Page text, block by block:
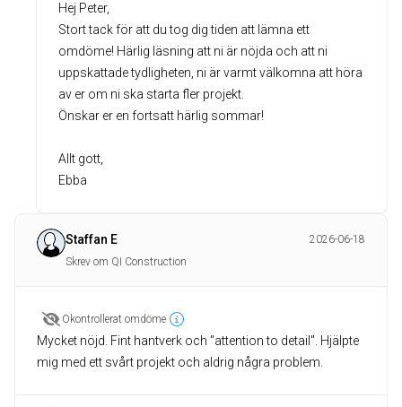
Hej Peter,
Stort tack för att du tog dig tiden att lämna ett
omdöme! Härlig läsning att ni är nöjda och att ni
uppskattade tydligheten, ni är varmt välkomna att höra
av er om ni ska starta fler projekt.
Önskar er en fortsatt härlig sommar!
Allt gott,
Ebba
Staffan E
2026-06-18
Skrev om QI Construction
Okontrollerat omdöme
Mycket nöjd. Fint hantverk och "attention to detail". Hjälpte
mig med ett svårt projekt och aldrig några problem.